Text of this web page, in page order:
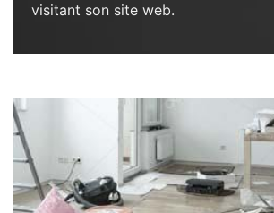
visitant son site web.